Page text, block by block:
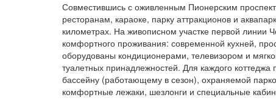
Совместившись с оживленным Пионерским
ресторанам, караоке, парку аттракционов и
километрах. На живописном участке первой
комфортного проживания: современной кухней,
оборудованы кондиционерами, телевизором и
туалетных принадлежностей. Для каждого
бассейну (работающему в сезон), охраняемой
комфортные лежаки, шезлонги и специальные